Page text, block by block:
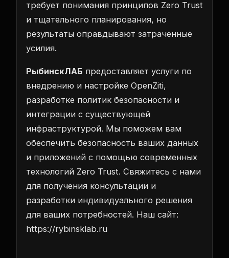
требует понимания принципов Zero Trust
и тщательного планирования, но
результаты оправдывают затраченные
усилия.
РыбинскЛАБ предоставляет услуги по
внедрению и настройке OpenZiti,
разработке политик безопасности и
интеграции с существующей
инфраструктурой. Мы поможем вам
обеспечить безопасность ваших данных
и приложений с помощью современных
технологий Zero Trust. Свяжитесь с нами
для получения консультации и
разработки индивидуального решения
для ваших потребностей. Наш сайт:
https://rybinsklab.ru